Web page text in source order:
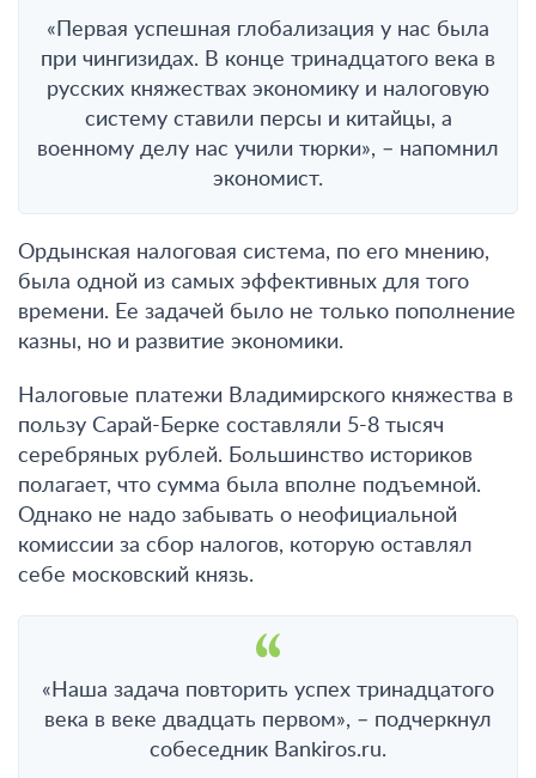
«Первая успешная глобализация у нас была
при чингизидах. В конце тринадцатого века в
русских княжествах экономику и налоговую
систему ставили персы и китайцы, а
военному делу нас учили тюрки», – напомнил
экономист.
Ордынская налоговая система, по его мнению,
была одной из самых эффективных для того
времени. Ее задачей было не только пополнение
казны, но и развитие экономики.
Налоговые платежи Владимирского княжества в
пользу Сарай-Берке составляли 5-8 тысяч
серебряных рублей. Большинство историков
полагает, что сумма была вполне подъемной.
Однако не надо забывать о неофициальной
комиссии за сбор налогов, которую оставлял
себе московский князь.
«Наша задача повторить успех тринадцатого
века в веке двадцать первом», – подчеркнул
собеседник Bankiros.ru.